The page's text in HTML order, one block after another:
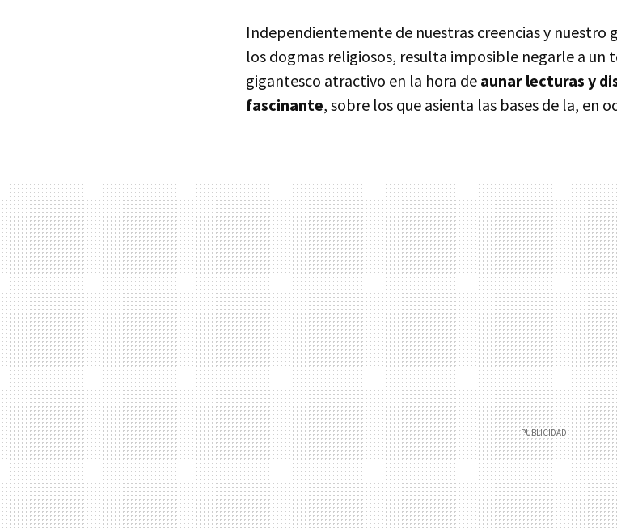
Independientemente de nuestras creencias y nuestro
los dogmas religiosos, resulta imposible negarle a un
gigantesco atractivo en la hora de aunar lecturas y
fascinante, sobre los que asienta las bases de la, en